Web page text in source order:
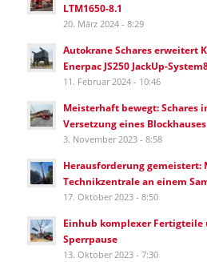
LTM1650-8.1
20. März 2024 - 8:29
Autokrane Schares erweitert
Enerpac JS250 JackUp-
11. Februar 2024 - 10:46
Meisterhaft bewegt: Schares
Versetzung eines Blockhauses
3. November 2023 - 8:58
Herausforderung gemeistert:
Technikzentrale an einem
17. Oktober 2023 - 8:50
Einhub komplexer Fertigteile
Sperrpause
13. Oktober 2023 - 7:30